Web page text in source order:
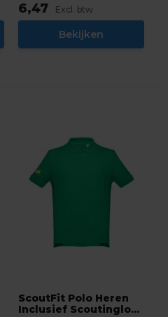
6,47 Excl. btw
Bekijken
ScoutFit Polo Heren
Inclusief Scoutinglo...